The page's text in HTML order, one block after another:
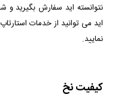
نتوانسته اید سفارش بگیرید و
اید می توانید از خدمات استارتاپ
نمایید.
کیفیت نخ